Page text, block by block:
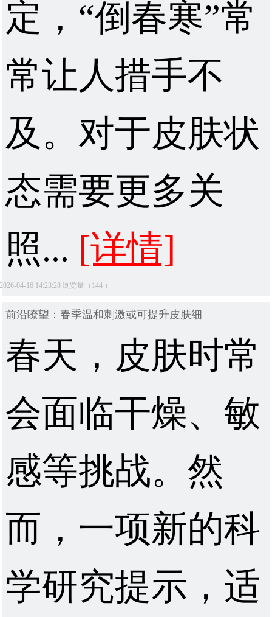
定，“倒春寒”常
常让人措手不
及。对于皮肤状
态需要更多关
照... [详情]
04-16 14:23:28 浏览量（144 ）
前沿瞭望：春季温和刺激或可提升皮肤细
春天，皮肤时常
会面临干燥、敏
感等挑战。然
而，一项新的科
学研究提示，适